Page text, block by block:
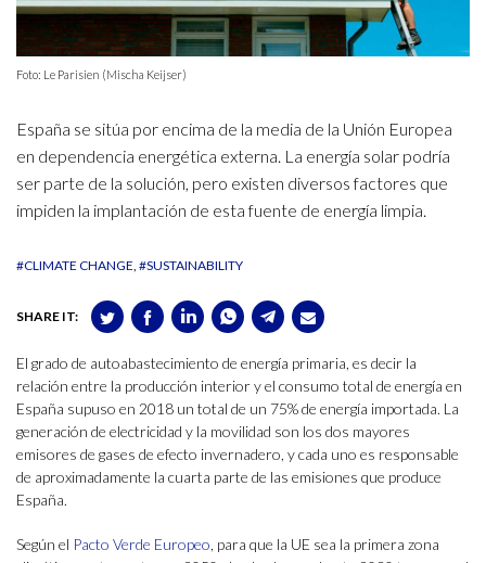
Foto: Le Parisien (Mischa Keijser)
España se sitúa por encima de la media de la Unión Europea
en dependencia energética externa. La energía solar podría
ser parte de la solución, pero existen diversos factores que
impiden la implantación de esta fuente de energía limpia.
#CLIMATE CHANGE #SUSTAINABILITY
SHARE IT:
El grado de autoabastecimiento de energía primaria, es decir la
relación entre la producción interior y el consumo total de energía en
España supuso en 2018 un total de un 75% de energía importada. La
generación de electricidad y la movilidad son los dos mayores
emisores de gases de efecto invernadero, y cada uno es responsable
de aproximadamente la cuarta parte de las emisiones que produce
España.
Según el Pacto Verde Europeo, para que la UE sea la primera zona